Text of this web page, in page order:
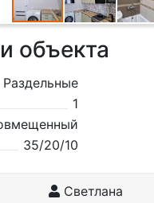
объекта
Раздельные
1
35/20/10
Светлана